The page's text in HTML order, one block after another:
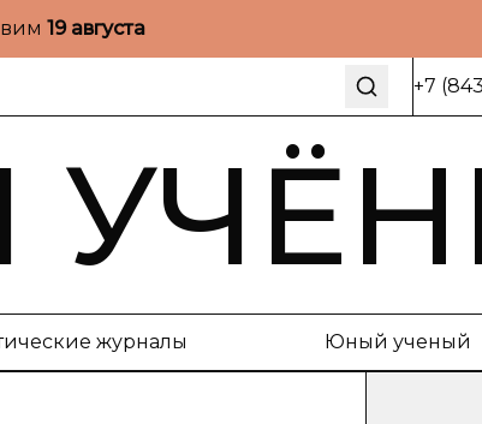
19 августа
+7
журналы Юный ученый